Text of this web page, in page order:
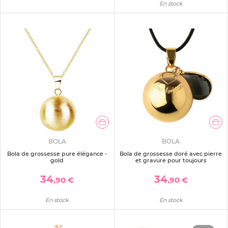
En stock
BOLA
Bola de grossesse pure élégance -
gold
34,90 €
En stock
BOLA
Bola de grossesse doré avec pierre
et gravure pour toujours
34,90 €
En stock